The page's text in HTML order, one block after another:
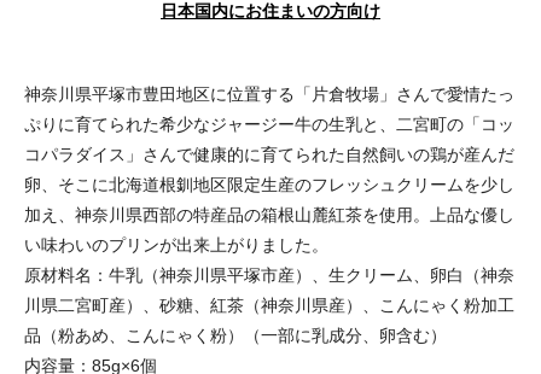
日本国内にお住まいの方向け
神奈川県平塚市豊田地区に位置する「片倉牧場」さんで愛情たっ
ぷりに育てられた希少なジャージー牛の生乳と、二宮町の「コッ
コパラダイス」さんで健康的に育てられた自然飼いの鶏が産んだ
卵、そこに北海道根釧地区限定生産のフレッシュクリームを少し
加え、神奈川県西部の特産品の箱根山麓紅茶を使用。上品な優し
い味わいのプリンが出来上がりました。
原材料名：牛乳（神奈川県平塚市産）、生クリーム、卵白（神奈
川県二宮町産）、砂糖、紅茶（神奈川県産）、こんにゃく粉加工
品（粉あめ、こんにゃく粉）（一部に乳成分、卵含む）
内容量：85g×6個